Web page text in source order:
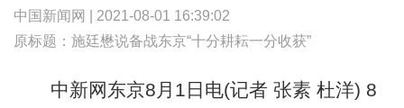
中国新闻网 | 2021-08-01 16:39:02
原标题：施廷懋说备战东京“十分耕耘一分收获”
中新网东京8月1日电(记者 张素 杜洋) 8